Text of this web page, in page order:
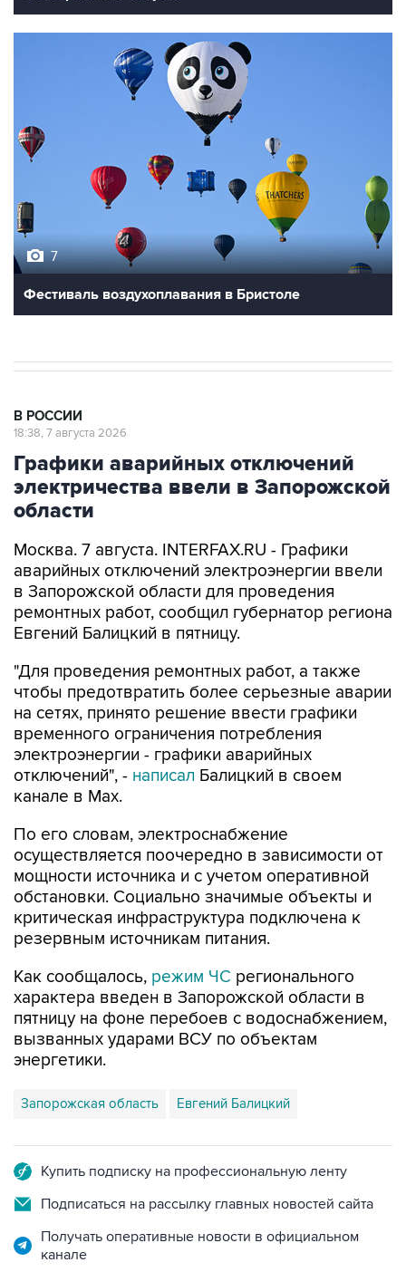
7
Фестиваль воздухоплавания в Бристоле
В РОССИИ
18:38, 7 августа 2026
Графики аварийных отключений
электричества ввели в Запорожской
области
Москва. 7 августа. INTERFAX.RU - Графики
аварийных отключений электроэнергии ввели
в Запорожской области для проведения
ремонтных работ, сообщил губернатор региона
Евгений Балицкий в пятницу.
"Для проведения ремонтных работ, а также
чтобы предотвратить более серьезные аварии
на сетях, принято решение ввести графики
временного ограничения потребления
электроэнергии - графики аварийных
отключений", - написал Балицкий в своем
канале в Max.
По его словам, электроснабжение
осуществляется поочередно в зависимости от
мощности источника и с учетом оперативной
обстановки. Социально значимые объекты и
критическая инфраструктура подключена к
резервным источникам питания.
Как сообщалось, режим ЧС регионального
характера введен в Запорожской области в
пятницу на фоне перебоев с водоснабжением,
вызванных ударами ВСУ по объектам
энергетики.
Запорожская область Евгений Балицкий
Купить подписку на профессиональную ленту
Подписаться на рассылку главных новостей сайта
Получать оперативные новости в официальном
канале